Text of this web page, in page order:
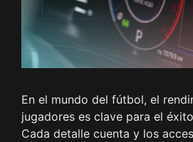
En el mundo del fútbol, el
jugadores es clave para el
Cada detalle cuenta y los